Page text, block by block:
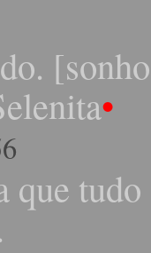
•
que